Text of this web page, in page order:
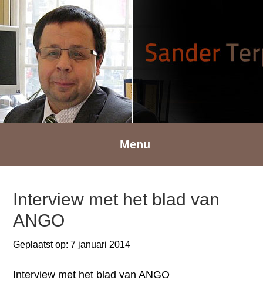
Spring
naar
hoofdnavigatie
naar
hoofd
inhoud
Spring
naar
voettekst
Menu
Interview met het blad van
ANGO
Geplaatst op:7 januari 2014
Interview met het blad van ANGO